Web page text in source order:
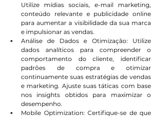
Utilize mídias sociais, e-mail marketing,
conteúdo relevante e publicidade online
para aumentar a visibilidade da sua marca
e impulsionar as vendas.
Análise de Dados e Otimização: Utilize
dados analíticos para compreender o
comportamento do cliente, identificar
padrões de compra e otimizar
continuamente suas estratégias de vendas
e marketing. Ajuste suas táticas com base
nos insights obtidos para maximizar o
desempenho.
Mobile Optimization: Certifique-se de que